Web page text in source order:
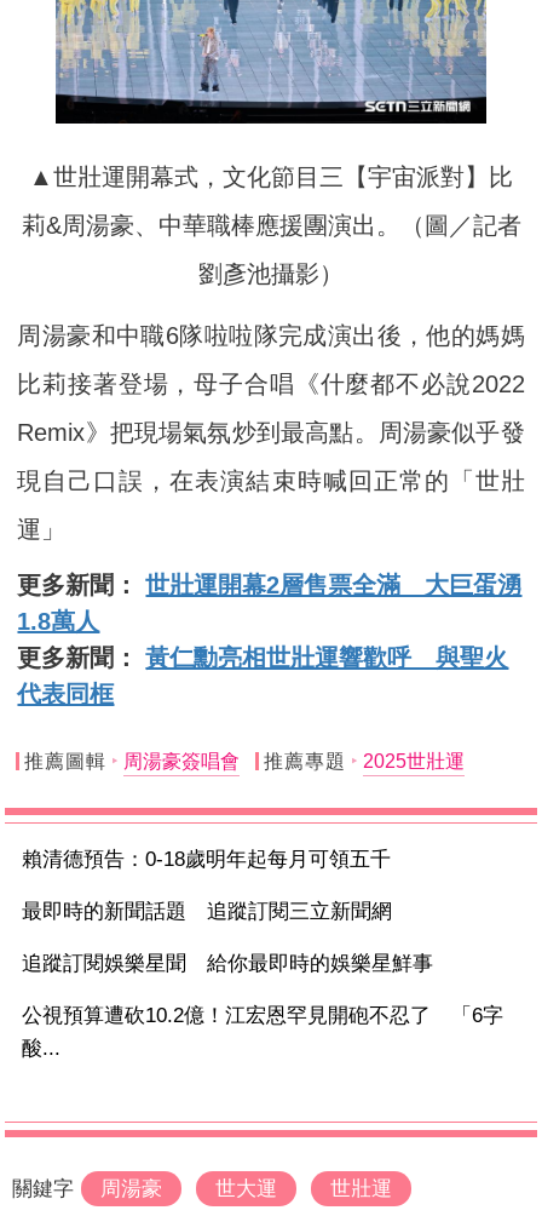
▲世壯運開幕式，文化節目三【宇宙派對】比
莉&周湯豪、中華職棒應援團演出。（圖／記者
劉彥池攝影）
周湯豪和中職6隊啦啦隊完成演出後，他的媽媽
比莉接著登場，母子合唱《什麼都不必說2022
Remix》把現場氣氛炒到最高點。周湯豪似乎發
現自己口誤，在表演結束時喊回正常的「世壯
運」
更多新聞：世壯運開幕2層售票全滿 大巨蛋湧
1.8萬人
更多新聞：黃仁勳亮相世壯運響歡呼 與聖火
代表同框
推薦圖輯 周湯豪簽唱會 推薦專題 2025世壯運
賴清德預告：0-18歲明年起每月可領五千
最即時的新聞話題 追蹤訂閱三立新聞網
追蹤訂閱娛樂星聞 給你最即時的娛樂星鮮事
公視預算遭砍10.2億！江宏恩罕見開砲不忍了 「6字
酸...
關鍵字 周湯豪 世大運 世壯運